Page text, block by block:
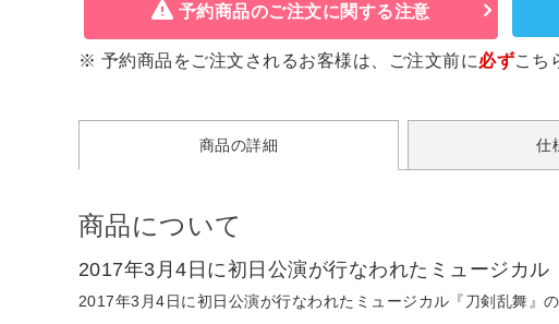
予約商品のご注文に関する注意
※ 予約商品をご注文されるお客様は、ご注文前に必ずこち
商品の詳細 仕
商品について
2017年3月4日に初日公演が行なわれたミュージカ
2017年3月4日に初日公演が行なわれたミュージカル『刀剣乱舞』